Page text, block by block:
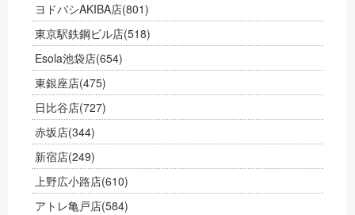
ヨドバシAKIBA店(801)
東京駅鉄鋼ビル店(518)
Esola池袋店(654)
東銀座店(475)
日比谷店(727)
赤坂店(344)
新宿店(249)
上野広小路店(610)
アトレ亀戸店(584)